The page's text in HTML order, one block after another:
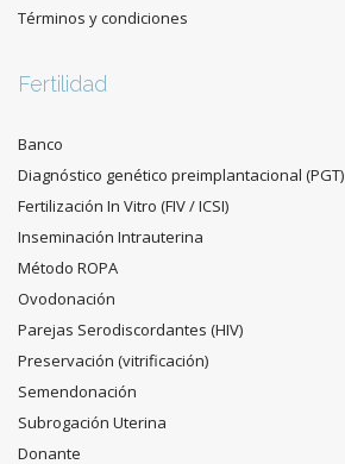
Términos y condiciones
Fertilidad
Banco
Diagnóstico genético preimplantacional (PGT)
Fertilización In Vitro (FIV / ICSI)
Inseminación Intrauterina
Método ROPA
Ovodonación
Parejas Serodiscordantes (HIV)
Preservación (vitrificación)
Semendonación
Subrogación Uterina
Donante